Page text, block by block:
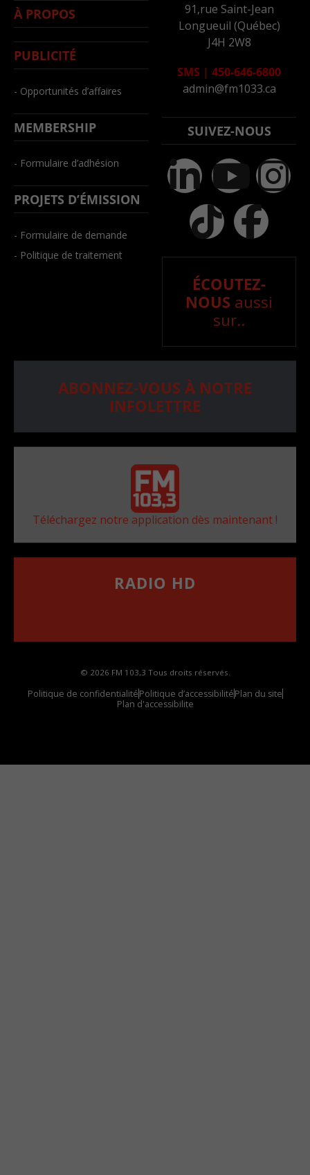
À PROPOS
PUBLICITÉ
- Opportunités d’affaires
MEMBERSHIP
- Formulaire d’adhésion
PROJETS D’ÉMISSION
- Formulaire de demande
- Politique de traitement
91,rue Saint-Jean
Longueuil (Québec)
J4H 2W8
SMS | 450-646-6800
admin@fm1033.ca
SUIVEZ-NOUS
ÉCOUTEZ-
NOUS aussi
sur..
ABONNEZ-VOUS À NOTRE
INFOLETTRE
Téléchargez notre application dès maintenant !
RADIO HD
© 2026 FM 103,3 Tous droits réservés.
Politique de confidentialitéPolitique d’accessibilitéPlan du site
Plan d'accessibilite